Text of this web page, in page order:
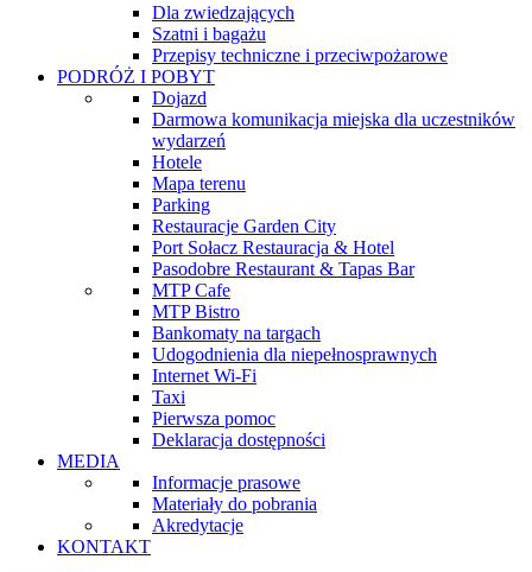
Dla zwiedzających
Szatni i bagażu
Przepisy techniczne i przeciwpożarowe
PODRÓŻ I POBYT
Dojazd
Darmowa komunikacja miejska dla uczestników
wydarzeń
Hotele
Mapa terenu
Parking
Restauracje Garden City
Port Sołacz Restauracja & Hotel
Pasodobre Restaurant & Tapas Bar
MTP Cafe
MTP Bistro
Bankomaty na targach
Udogodnienia dla niepełnosprawnych
Internet Wi-Fi
Taxi
Pierwsza pomoc
Deklaracja dostępności
MEDIA
Informacje prasowe
Materiały do pobrania
Akredytacje
KONTAKT